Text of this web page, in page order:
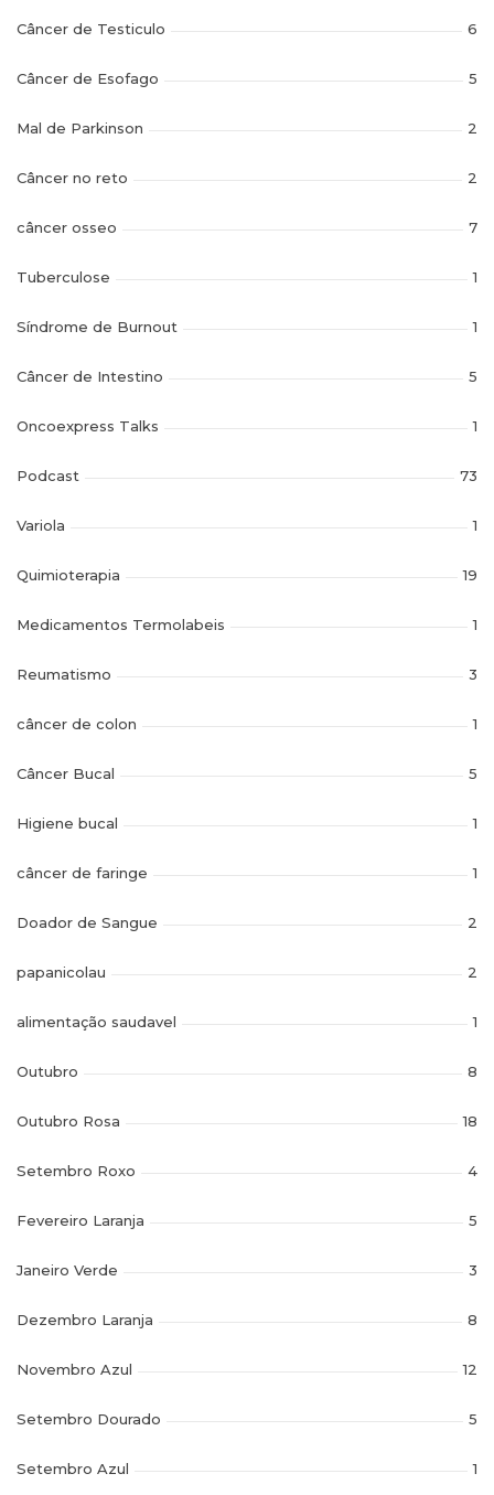
Câncer de Testiculo 6
Câncer de Esofago 5
Mal de Parkinson 2
Câncer no reto 2
câncer osseo 7
Tuberculose 1
Síndrome de Burnout 1
Câncer de Intestino 5
Oncoexpress Talks 1
Podcast 73
Variola 1
Quimioterapia 19
Medicamentos Termolabeis 1
Reumatismo 3
câncer de colon 1
Câncer Bucal 5
Higiene bucal 1
câncer de faringe 1
Doador de Sangue 2
papanicolau 2
alimentação saudavel 1
Outubro 8
Outubro Rosa 18
Setembro Roxo 4
Fevereiro Laranja 5
Janeiro Verde 3
Dezembro Laranja 8
Novembro Azul 12
Setembro Dourado 5
Setembro Azul 1